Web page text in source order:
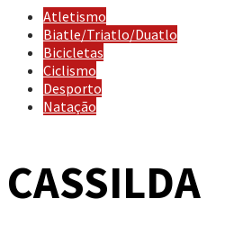
Atletismo
Biatle/Triatlo/Duatlo
Bicicletas
Ciclismo
Desporto
Natação
CASSILDA